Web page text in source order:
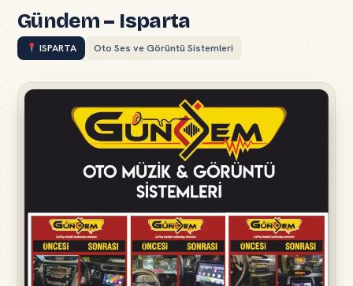
Gündem – Isparta
ISPARTA Oto Ses ve Görüntü Sistemleri